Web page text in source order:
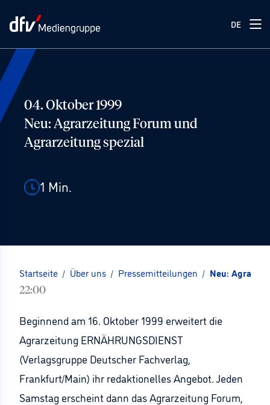
DE
04. Oktober 1999
Neu: Agrarzeitung Forum und
Agrarzeitung spezial
1 Min.
Startseite / Über uns / Pressemitteilungen / Neu:
22:00
Beginnend am 16. Oktober 1999 erweitert die
Agrarzeitung ERNÄHRUNGSDIENST
(Verlagsgruppe Deutscher Fachverlag,
Frankfurt/Main) ihr redaktionelles Angebot. Jeden
Samstag erscheint dann das Agrarzeitung Forum,